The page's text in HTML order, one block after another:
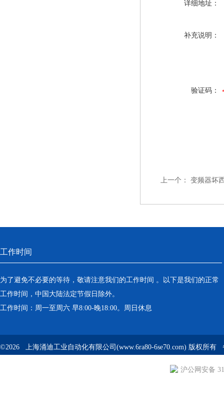
详细地址：
补充说明：
验证码：
上一个： 变频器坏
工作时间
为了避免不必要的等待，敬请注意我们的工作时间 。以下是我们的正常
工作时间，中国大陆法定节假日除外。
工作时间：周一至周六 早8:00-晚18:00。周日休息
©2026 上海涌迪工业自动化有限公司(www.6ra80-6se70.com) 版权所有
沪公网安备